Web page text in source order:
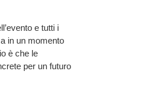
e tutti i
in un momento
è che le
per un futuro